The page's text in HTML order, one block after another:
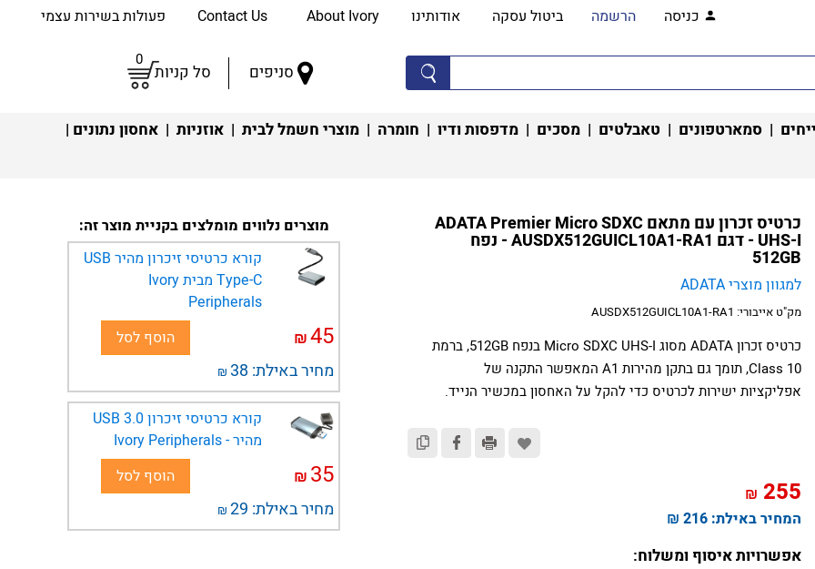
כניסה הרשמה ביטול עסקה אודותינו About Ivory פעולות בשירות עצמי
סניפים סל קניות
0
| סמארטפונים | טאבלטים | מסכים | מדפסות ודיו | חומרה | מוצרי חשמל לבית | אוזניות | אחסון נתונים |
כרטיס זכרון עם מתאם ADATA Premier Micro SDXC
UHS-I - דגם AUSDX512GUICL10A1-RA1 - נפח
512GB
למגוון מוצרי ADATA
מק"ט אייבורי: AUSDX512GUICL10A1-RA1
כרטיס זכרון ADATA מסוג Micro SDXC UHS-I בנפח 512GB, ברמת
Class 10, תומך גם בתקן מהירות A1 המאפשר התקנה של
אפליקציות ישירות לכרטיס כדי להקל על האחסון במכשיר הנייד.
₪
255
₪
המחיר באילת: 216 ₪
אפשרויות איסוף ומשלוח:
מוצרים נלווים מומלצים בקניית מוצר זה:
קורא כרטיסי זיכרון מהיר USB
Type-C מבית Ivory
Peripherals
45
₪
מחיר באילת: 38
₪
הוסף לסל
קורא כרטיסי זיכרון USB 3.0
מהיר - Ivory Peripherals
35
₪
מחיר באילת: 29
₪
הוסף לסל